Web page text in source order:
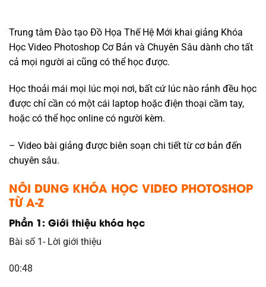
Trung tâm Đào tạo Đồ Họa Thế Hệ Mới khai giảng Khóa
Học Video Photoshop Cơ Bản và Chuyên Sâu dành cho tất
cả mọi người ai cũng có thể học được.
Học thoải mái mọi lúc mọi nơi, bất cứ lúc nào rảnh đều học
được chỉ cần có một cái laptop hoặc điện thoại cầm tay,
hoặc có thể học online có người kèm.
– Video bài giảng được biên soạn chi tiết từ cơ bản đến
chuyên sâu.
NÔI DUNG KHÓA HỌC VIDEO PHOTOSHOP
TỪ A-Z
Phần 1: Giới thiệu khóa học
Bài số 1- Lời giới thiệu
00:48